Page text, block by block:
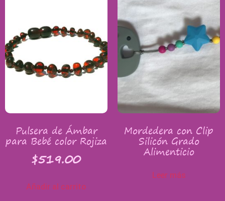
Pulsera de Ámbar
para Bebé color Rojiza
$519.00
Añadir al carrito
Mordedera con Clip
Silicón Grado
Alimenticio
Leer más